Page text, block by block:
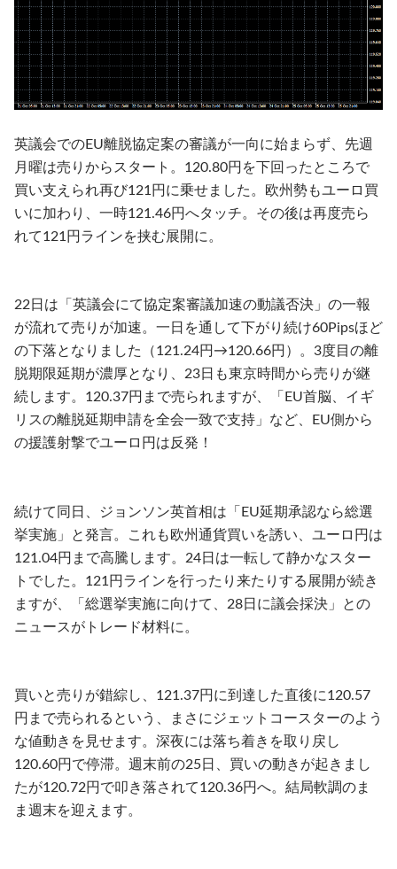
英議会でのEU離脱協定案の審議が一向に始まらず、先週
月曜は売りからスタート。120.80円を下回ったところで
買い支えられ再び121円に乗せました。欧州勢もユーロ買
いに加わり、一時121.46円へタッチ。その後は再度売ら
れて121円ラインを挟む展開に。
22日は「英議会にて協定案審議加速の動議否決」の一報
が流れて売りが加速。一日を通して下がり続け60Pipsほど
の下落となりました（121.24円→120.66円）。3度目の離
脱期限延期が濃厚となり、23日も東京時間から売りが継
続します。120.37円まで売られますが、「EU首脳、イギ
リスの離脱延期申請を全会一致で支持」など、EU側から
の援護射撃でユーロ円は反発！
続けて同日、ジョンソン英首相は「EU延期承認なら総選
挙実施」と発言。これも欧州通貨買いを誘い、ユーロ円は
121.04円まで高騰します。24日は一転して静かなスター
トでした。121円ラインを行ったり来たりする展開が続き
ますが、「総選挙実施に向けて、28日に議会採決」との
ニュースがトレード材料に。
買いと売りが錯綜し、121.37円に到達した直後に120.57
円まで売られるという、まさにジェットコースターのよう
な値動きを見せます。深夜には落ち着きを取り戻し
120.60円で停滞。週末前の25日、買いの動きが起きまし
たが120.72円で叩き落されて120.36円へ。結局軟調のま
ま週末を迎えます。